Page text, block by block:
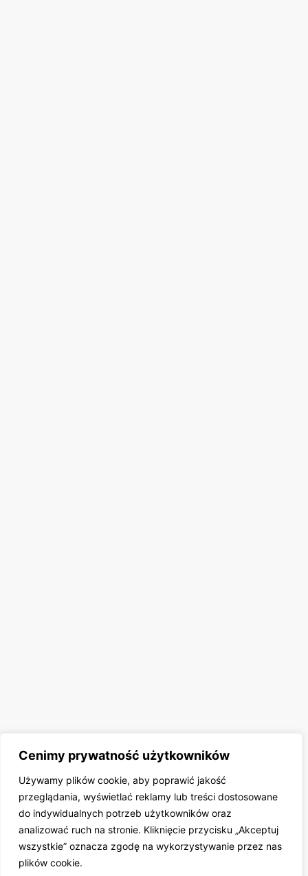
Cenimy prywatność użytkowników
Używamy plików cookie, aby poprawić jakość
przeglądania, wyświetlać reklamy lub treści dostosowane
do indywidualnych potrzeb użytkowników oraz
analizować ruch na stronie. Kliknięcie przycisku „Akceptuj
wszystkie” oznacza zgodę na wykorzystywanie przez nas
plików cookie.